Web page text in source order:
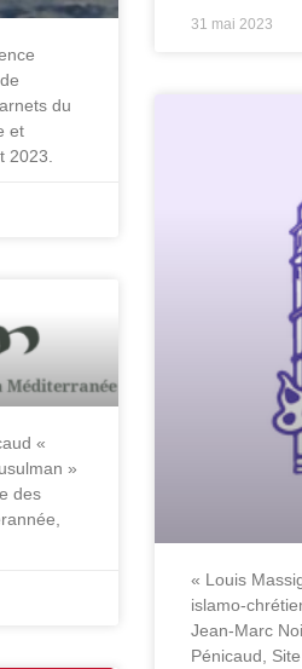
du
et
2023.
31 mai 2023
«
»
des
« Louis
islamo-
Jean-Marc
Pénicaud,